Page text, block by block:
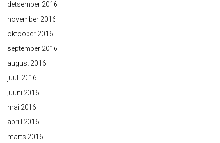
detsember 2016
november 2016
oktoober 2016
september 2016
august 2016
juuli 2016
juuni 2016
mai 2016
aprill 2016
märts 2016